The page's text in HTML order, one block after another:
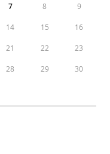
7 8 9
14 15 16
21 22 23
28 29 30